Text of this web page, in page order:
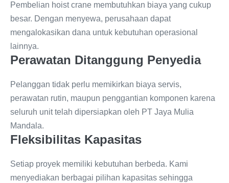
Pembelian hoist crane membutuhkan biaya yang cukup
besar. Dengan menyewa, perusahaan dapat
mengalokasikan dana untuk kebutuhan operasional
lainnya.
Perawatan Ditanggung Penyedia
Pelanggan tidak perlu memikirkan biaya servis,
perawatan rutin, maupun penggantian komponen karena
seluruh unit telah dipersiapkan oleh PT Jaya Mulia
Mandala.
Fleksibilitas Kapasitas
Setiap proyek memiliki kebutuhan berbeda. Kami
menyediakan berbagai pilihan kapasitas sehingga